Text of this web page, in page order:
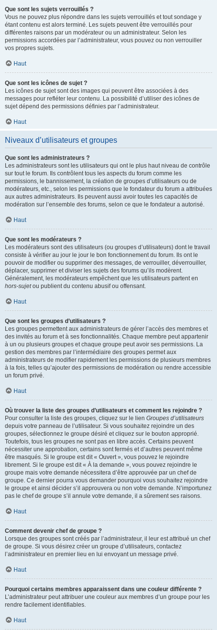
Que sont les sujets verrouillés ?
Vous ne pouvez plus répondre dans les sujets verrouillés et tout sondage y
étant contenu est alors terminé. Les sujets peuvent être verrouillés pour
différentes raisons par un modérateur ou un administrateur. Selon les
permissions accordées par l’administrateur, vous pouvez ou non verrouiller
vos propres sujets.
Haut
Que sont les icônes de sujet ?
Les icônes de sujet sont des images qui peuvent être associées à des
messages pour refléter leur contenu. La possibilité d’utiliser des icônes de
sujet dépend des permissions définies par l’administrateur.
Haut
Niveaux d’utilisateurs et groupes
Que sont les administrateurs ?
Les administrateurs sont les utilisateurs qui ont le plus haut niveau de contrôle
sur tout le forum. Ils contrôlent tous les aspects du forum comme les
permissions, le bannissement, la création de groupes d’utilisateurs ou de
modérateurs, etc., selon les permissions que le fondateur du forum a attribuées
aux autres administrateurs. Ils peuvent aussi avoir toutes les capacités de
modération sur l’ensemble des forums, selon ce que le fondateur a autorisé.
Haut
Que sont les modérateurs ?
Les modérateurs sont des utilisateurs (ou groupes d’utilisateurs) dont le travail
consiste à vérifier au jour le jour le bon fonctionnement du forum. Ils ont le
pouvoir de modifier ou supprimer des messages, de verrouiller, déverrouiller,
déplacer, supprimer et diviser les sujets des forums qu’ils modèrent.
Généralement, les modérateurs empêchent que les utilisateurs partent en
hors-sujetou publient du contenu abusif ou offensant.
Haut
Que sont les groupes d’utilisateurs ?
Les groupes permettent aux administrateurs de gérer l’accès des membres et
des invités au forum et à ses fonctionnalités. Chaque membre peut appartenir
à un ou plusieurs groupes et chaque groupe peut avoir ses permissions. La
gestion des membres par l’intermédiaire des groupes permet aux
administrateurs de modifier rapidement les permissions de plusieurs membres
à la fois, telles qu’ajouter des permissions de modération ou rendre accessible
un forum privé.
Haut
Où trouver la liste des groupes d’utilisateurs et comment les rejoindre ?
Pour consulter la liste des groupes, cliquez sur le lien Groupes d’utilisateurs
depuis votre panneau de l’utilisateur. Si vous souhaitez rejoindre un des
groupes, sélectionnez le groupe désiré et cliquez sur le bouton approprié.
Toutefois, tous les groupes ne sont pas en libre accès. Certains peuvent
nécessiter une approbation, certains sont fermés et d’autres peuvent même
être masqués. Si le groupe est dit « Ouvert », vous pouvez le rejoindre
librement. Si le groupe est dit « À la demande », vous pouvez rejoindre le
groupe mais votre demande nécessitera d’être approuvée par un chef de
groupe. Ce dernier pourra vous demander pourquoi vous souhaitez rejoindre
le groupe et ainsi décider s’il approuvera ou non votre demande. N’importunez
pas le chef de groupe s’il annule votre demande, il a sûrement ses raisons.
Haut
Comment devenir chef de groupe ?
Lorsque des groupes sont créés par l’administrateur, il leur est attribué un chef
de groupe. Si vous désirez créer un groupe d’utilisateurs, contactez
l’administrateur en premier lieu en lui envoyant un message privé.
Haut
Pourquoi certains membres apparaissent dans une couleur différente ?
L’administrateur peut attribuer une couleur aux membres d’un groupe pour les
rendre facilement identifiables.
Haut